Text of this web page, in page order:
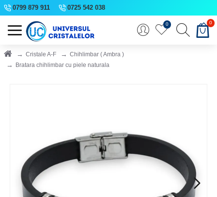
0799 879 911 0725 542 038
0 0
Cristale A-F
Chihlimbar ( Ambra )
Bratara chihlimbar cu piele naturala